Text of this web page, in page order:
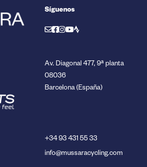
Síguenos
Av. Diagonal 477, 9ª planta
08036
Barcelona (España)
+34 93 431 55 33
info@mussaracycling.com